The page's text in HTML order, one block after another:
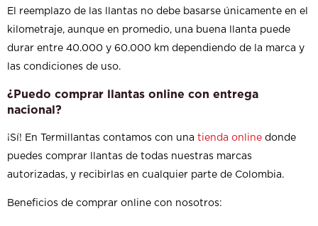
El reemplazo de las llantas no debe basarse únicamente en el
kilometraje, aunque en promedio, una buena llanta puede
durar entre 40.000 y 60.000 km dependiendo de la marca y
las condiciones de uso.
¿Puedo comprar llantas online con entrega
nacional?
¡Sí! En Termillantas contamos con una tienda online donde
puedes comprar llantas de todas nuestras marcas
autorizadas, y recibirlas en cualquier parte de Colombia.
Beneficios de comprar online con nosotros: